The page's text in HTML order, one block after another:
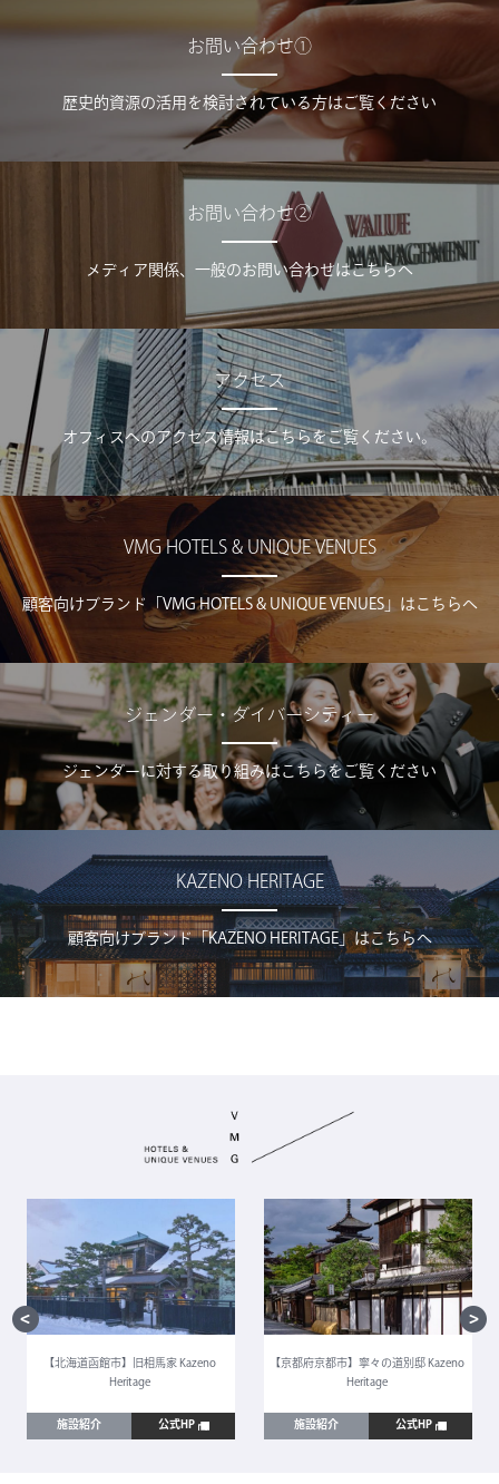
お問い合わせ①
歴史的資源の活用を検討されている方はご覧ください
お問い合わせ②
メディア関係、一般のお問い合わせはこちらへ
アクセス
オフィスへのアクセス情報はこちらをご覧ください。
VMG HOTELS & UNIQUE VENUES
顧客向けブランド「VMG HOTELS & UNIQUE VENUES」はこちらへ
ジェンダー・ダイバーシティー
ジェンダーに対する取り組みはこちらをご覧ください
KAZENO HERITAGE
顧客向けブランド「KAZENO HERITAGE」はこちらへ
【北海道函館市】旧相馬家 Kazeno
Heritage
施設紹介 公式HP
【京都府京都市】寧々の道別邸 Kazeno
Heritage
施設紹介 公式HP